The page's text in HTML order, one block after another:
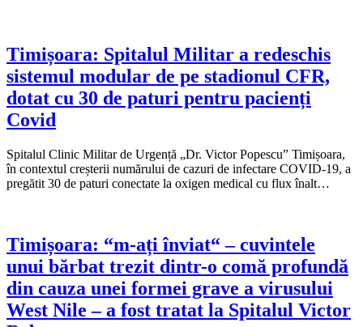
Timișoara: Spitalul Militar a redeschis
sistemul modular de pe stadionul CFR,
dotat cu 30 de paturi pentru pacienți
Covid
Spitalul Clinic Militar de Urgență „Dr. Victor Popescu” Timișoara,
în contextul creșterii numărului de cazuri de infectare COVID-19, a
pregătit 30 de paturi conectate la oxigen medical cu flux înalt…
Timișoara: “m-ați înviat“ – cuvintele
unui bărbat trezit dintr-o comă profundă
din cauza unei formei grave a virusului
West Nile – a fost tratat la Spitalul Victor